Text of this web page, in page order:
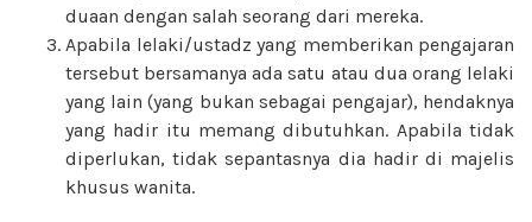
duaan dengan salah seorang dari mereka.
Apabila lelaki/ustadz yang memberikan pengajaran
tersebut bersamanya ada satu atau dua orang lelaki
yang lain (yang bukan sebagai pengajar), hendaknya
yang hadir itu memang dibutuhkan. Apabila tidak
diperlukan, tidak sepantasnya dia hadir di majelis
khusus wanita.